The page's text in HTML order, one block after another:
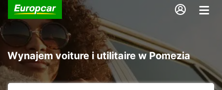
Wynajem voiture i utilitaire w Pomezia